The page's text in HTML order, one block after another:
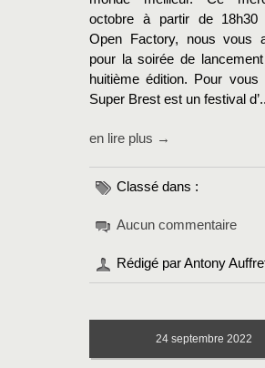
octobre à partir de 18h30
Open Factory, nous vous
pour la soirée de
huitième édition. Pour vous
Super Brest est un festival
en lire plus →
Classé dans :
Aucun commentaire
Rédigé par Antony
24 septembre 2022